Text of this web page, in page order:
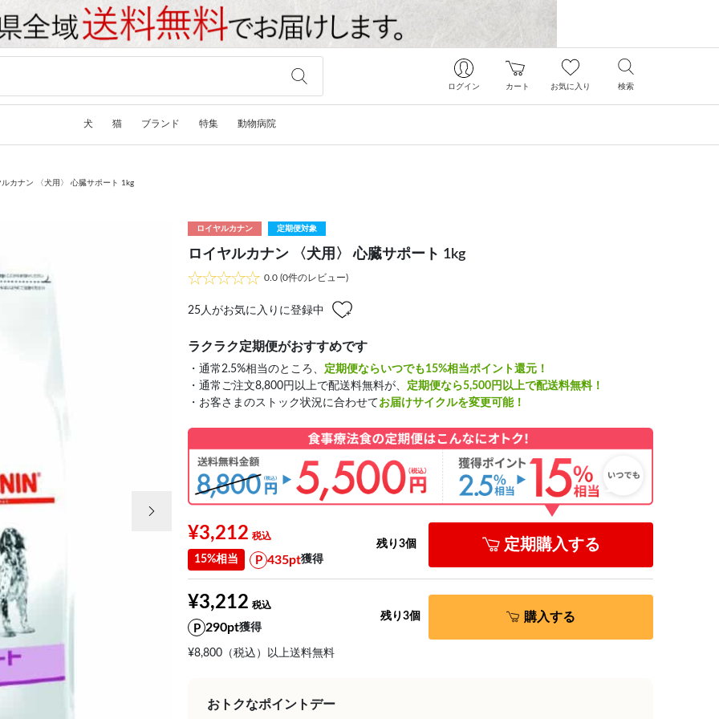
ログイン カート お気に入り 検索
犬 猫 ブランド 特集 動物病院
ルカナン 〈犬用〉 心臓サポート 1kg
ロイヤルカナン 定期便対象
ロイヤルカナン 〈犬用〉 心臓サポート 1kg
0.0 (0件のレビュー)
25 人がお気に入りに登録中
ラクラク定期便がおすすめです
・通常2.5%相当のところ、 定期便ならいつでも15%相当ポイント還元！
・通常ご注文8,800円以上で配送料無料が、 定期便なら5,500円以上で配送料無料！
・お客さまのストック状況に合わせてお届けサイクルを変更可能！
¥3,212
15%相当 435pt獲得
残り3個 定期購入する
¥3,212
290pt獲得
¥8,800（税込）以上送料無料
残り3個 購入する
おトクなポイントデー